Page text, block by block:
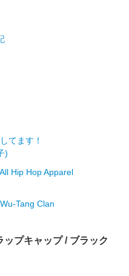
てます！
)
All Hip Hop Apparel
Wu-Tang Clan
プキャップ / ブラック